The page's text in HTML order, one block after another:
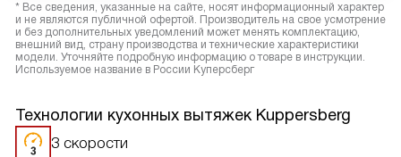
* Все сведения, указанные на сайте, носят информационный характер
и не являются публичной офертой. Производитель на свое усмотрение
и без дополнительных уведомлений может менять комплектацию,
внешний вид, страну производства и технические характеристики
модели. Уточняйте подробную информацию о товаре в инструкции.
Используемое название в России Куперсберг
Технологии кухонных вытяжек Kuppersberg
3 скорости